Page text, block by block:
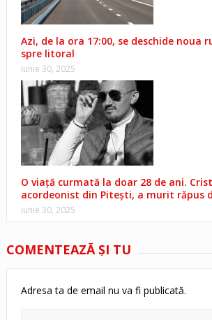
Azi, de la ora 17:00, se deschide noua
spre litoral
iunie 30, 2025
O viață curmată la doar 28 de ani.
acordeonist din Pitești, a murit răpus
iunie 30, 2025
COMENTEAZĂ ŞI TU
Adresa ta de email nu va fi publicată.